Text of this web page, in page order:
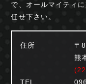
で、オールマイティ
任せ下さい。
住所
〒
熊
TEL